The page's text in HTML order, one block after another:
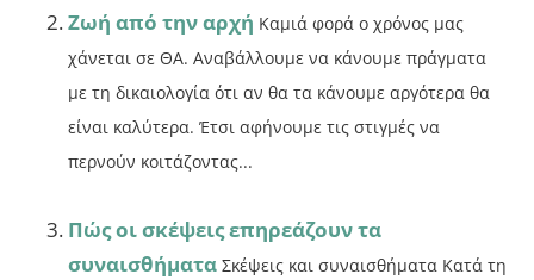
Ζωή από την αρχή Καμιά φορά ο χρόνος μας
χάνεται σε ΘΑ. Αναβάλλουμε να κάνουμε πράγματα
με τη δικαιολογία ότι αν θα τα κάνουμε αργότερα θα
είναι καλύτερα. Έτσι αφήνουμε τις στιγμές να
περνούν κοιτάζοντας...
Πώς οι σκέψεις επηρεάζουν τα
συναισθήματα Σκέψεις και συναισθήματα Κατά τη